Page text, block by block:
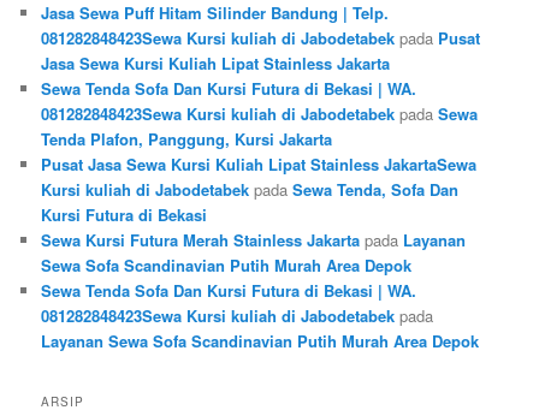
Jasa Sewa Puff Hitam Silinder Bandung | Telp.
081282848423Sewa Kursi kuliah di Jabodetabek pada Pusat
Jasa Sewa Kursi Kuliah Lipat Stainless Jakarta
Sewa Tenda Sofa Dan Kursi Futura di Bekasi | WA.
081282848423Sewa Kursi kuliah di Jabodetabek padaSewa
Tenda Plafon, Panggung, Kursi Jakarta
Pusat Jasa Sewa Kursi Kuliah Lipat Stainless JakartaSewa
Kursi kuliah di Jabodetabek padaSewa Tenda, Sofa Dan
Kursi Futura di Bekasi
Sewa Kursi Futura Merah Stainless Jakarta pada Layanan
Sewa Sofa Scandinavian Putih Murah Area Depok
Sewa Tenda Sofa Dan Kursi Futura di Bekasi | WA.
081282848423Sewa Kursi kuliah di Jabodetabek pada
Layanan Sewa Sofa Scandinavian Putih Murah Area Depok
ARSIP